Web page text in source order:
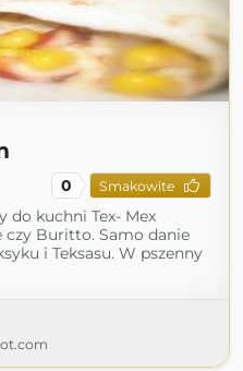
0 Smakowite
do kuchni Tex- Mex
czy Buritto. Samo danie
i Teksasu. W pszenny